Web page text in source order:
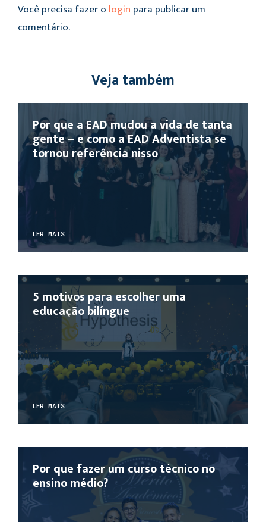
Você precisa fazer o login para publicar um
comentário.
Veja também
Por que a EAD mudou a vida de tanta
gente – e como a EAD Adventista se
tornou referência nisso
LER MAIS
5 motivos para escolher uma
educação bilíngue
LER MAIS
Por que fazer um curso técnico no
ensino médio?